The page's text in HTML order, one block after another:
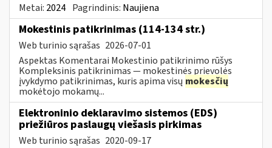
Metai: 2024 Pagrindinis: Naujiena
Mokestinis patikrinimas (114-134 str.)
Web turinio sąrašas 2026-07-01
Aspektas Komentarai Mokestinio patikrinimo rūšys
Kompleksinis patikrinimas — mokestinės prievolės
įvykdymo patikrinimas, kuris apima visų mokesčių
mokėtojo mokamų...
Elektroninio deklaravimo sistemos (EDS)
priežiūros paslaugų viešasis pirkimas
Web turinio sąrašas 2020-09-17